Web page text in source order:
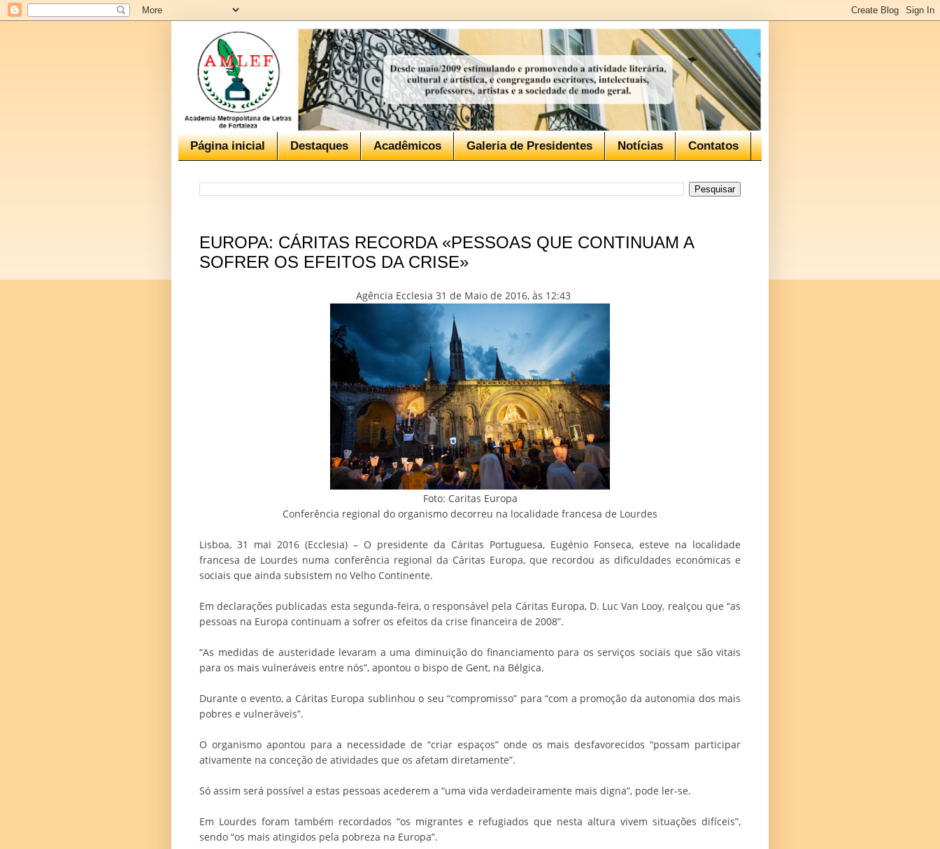
Página inicial Destaques Acadêmicos Galeria de Presidentes Notícias Contatos
EUROPA: CÁRITAS RECORDA «PESSOAS QUE CONTINUAM A
SOFRER OS EFEITOS DA CRISE»
Agência Ecclesia 31 de Maio de 2016, às 12:43
Foto: Caritas Europa
Conferência regional do organismo decorreu na localidade francesa de Lourdes
Lisboa, 31 mai 2016 (Ecclesia) – O presidente da Cáritas Portuguesa, Eugénio Fonseca, esteve na localidade
francesa de Lourdes numa conferência regional da Cáritas Europa, que recordou as dificuldades económicas e
sociais que ainda subsistem no Velho Continente.
Em declarações publicadas esta segunda-feira, o responsável pela Cáritas Europa, D. Luc Van Looy, realçou que “as
pessoas na Europa continuam a sofrer os efeitos da crise financeira de 2008”.
“As medidas de austeridade levaram a uma diminuição do financiamento para os serviços sociais que são vitais
para os mais vulneráveis entre nós”, apontou o bispo de Gent, na Bélgica.
Durante o evento, a Cáritas Europa sublinhou o seu “compromisso” para “com a promoção da autonomia dos mais
pobres e vulneráveis”.
O organismo apontou para a necessidade de “criar espaços” onde os mais desfavorecidos “possam participar
ativamente na conceção de atividades que os afetam diretamente”.
Só assim será possível a estas pessoas acederem a “uma vida verdadeiramente mais digna”, pode ler-se.
Em Lourdes foram também recordados “os migrantes e refugiados que nesta altura vivem situações difíceis”,
sendo “os mais atingidos pela pobreza na Europa”.